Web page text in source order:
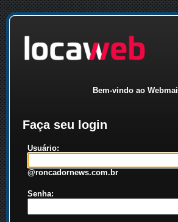
Bem-vindo ao Webmail
Faça seu login
Usuário:
@roncadornews.com.br
Senha: